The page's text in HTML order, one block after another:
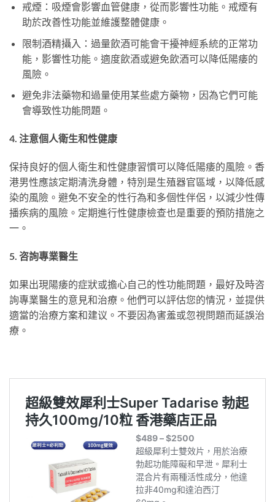
戒煙：吸煙會影響血管健康，從而影響性功能。戒煙有
助於改善性功能並維護整體健康。
限制酒精攝入：過量飲酒可能會干擾神經系統的正常功
能，影響性功能。適度飲酒或避免飲酒可以降低陽痿的
風險。
避免非法藥物和過量使用某些處方藥物，因為它們可能
會導致性功能問題。
4. 注意個人衛生和性健康
保持良好的個人衛生和性健康習慣可以降低陽痿的風險。香
港男性應該定期清洗身體，特別是生殖器官區域，以降低感
染的風險。避免不安全的性行為和多個性伴侶，以減少性傳
播疾病的風險。定期進行性健康檢查也是重要的預防措施之
一。
5. 咨詢專業醫生
如果出現陽痿的症狀或擔心自己的性功能問題，最好及時咨
詢專業醫生的意見和治療。他們可以評估您的情況，並提供
適當的治療方案和建议。不要因為害羞或忽視問題而延誤治
療。